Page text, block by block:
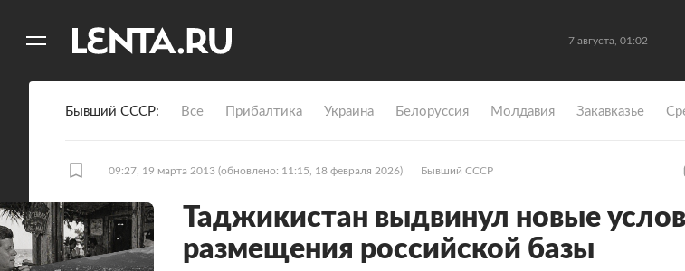
7 августа, 01:02
Бывший СССР Все Прибалтика Украина Белоруссия Молдавия Закавказье
09:27, 19 марта 2013 (обновлено: 11:15, 18 февраля 2026) Бывший СССР
Таджикистан выдвинул новые
размещения российской базы